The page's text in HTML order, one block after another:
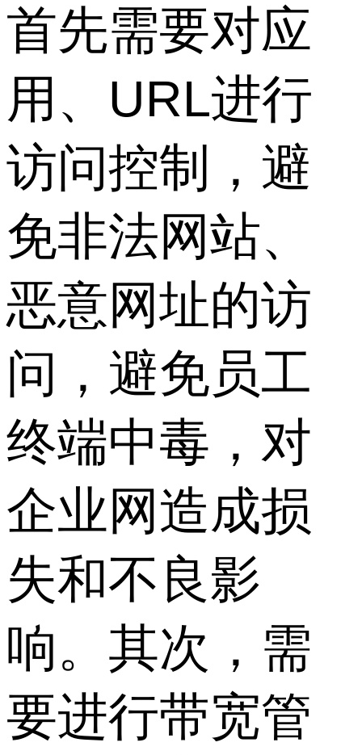
首先需要对应
用、URL进行
访问控制，避
免非法网站、
恶意网址的访
问，避免员工
终端中毒，对
企业网造成损
失和不良影
响。其次，需
要进行带宽管